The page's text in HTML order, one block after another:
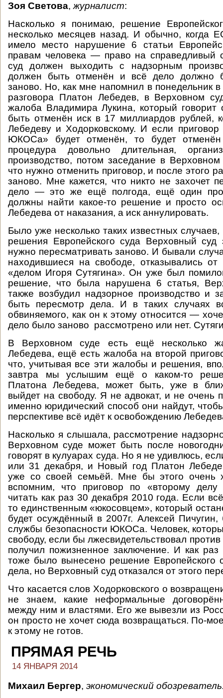
Зоя Светова, журналист:
Насколько я понимаю, решение
несколько месяцев назад. И обычно, когда
имело место нарушение 6 статьи
правам человека — право на справедливый
суд должен выходить с надзорным
должен быть отменён и всё дело должно
заново. Но, как мне напомнил в понедельник
разговора Платон Лебедев, в Верховном
жалоба Владимира Лукина, который
быть отменён иск в 17 миллиардов рублей,
Лебедеву и Ходорковскому. И если
ЮКОСа» будет отменён, то будет
процедура довольно длительная,
производство, потом заседание в
что нужно отменить приговор, и после этого
заново. Мне кажется, что никто не захочет
дело — это же ещё полгода, ещё один
должны найти какое-то решение и просто
Лебедева от наказания, а иск аннулировать.
Было уже несколько таких известных случаев,
решения Европейского суда Верховный суд
нужно пересматривать заново. И бывали
находившиеся на свободе, отказывались
«делом Игоря Сутягина». Он уже был
решение, что была нарушена 6 статья,
также возбудил надзорное производство и
быть пересмотр дела. И в таких случаях
обвиняемого, как он к этому относится —
дело было заново рассмотрено или нет.
В Верховном суде есть ещё несколько
Лебедева, ещё есть жалоба на второй
что, учитывая все эти жалобы и решения,
завтра мы услышим ещё о каком-то
Платона Лебедева, может быть, уже в
выйдет на свободу. Я не адвокат, и не очень
именно юридический способ они найдут,
перспективе всё идёт к освобождению
Насколько я слышала, рассмотрение
Верховном суде может быть после
говорят в кулуарах суда. Но я не удивлюсь,
или 31 декабря, и Новый год Платон
уже со своей семьёй. Мне бы этого очень
вспомним, что приговор по «второму
читать как раз 30 декабря 2010 года. Если
то единственным «юкосовцем», который
будет осуждённый в 2007г. Алексей
службы безопасности ЮКОСа. Человек,
свободу, если бы лжесвидетельствовал
получил пожизненное заключение. И как
тоже было вынесено решение Европейского
дела, но Верховный суд отказался от этого
Что касается слов Ходорковского о
не знаем, какие неформальные
между ним и властями. Его же вывезли из
он просто не хочет сюда возвращаться. По-
к этому не готов.
ПРЯМАЯ РЕЧЬ
14 ЯНВАРЯ 2014
Михаил Бергер, экономический